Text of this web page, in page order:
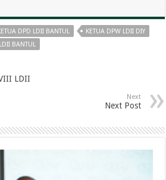
DPD LDII BANTUL
KETUA DPW LDII DIY
BANTUL
LDII
Next
Next Post